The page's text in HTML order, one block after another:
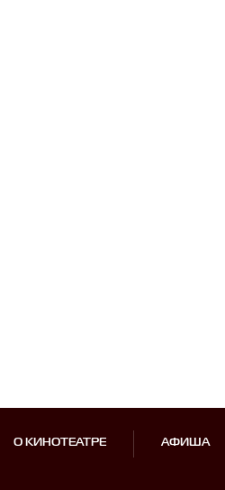
О КИНОТЕАТРЕ АФИША